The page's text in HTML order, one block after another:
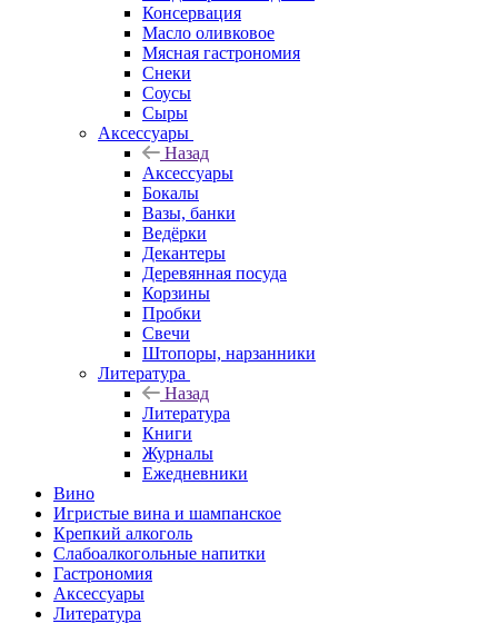
Консервация
Масло оливковое
Мясная гастрономия
Снеки
Соусы
Сыры
Аксессуары
Назад
Аксессуары
Бокалы
Вазы, банки
Ведёрки
Декантеры
Деревянная посуда
Корзины
Пробки
Свечи
Штопоры, нарзанники
Литература
Назад
Литература
Книги
Журналы
Ежедневники
Вино
Игристые вина и шампанское
Крепкий алкоголь
Слабоалкогольные напитки
Гастрономия
Аксессуары
Литература